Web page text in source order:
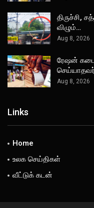
திருச்சி,
விழும்…
Aug 8, 2026
ரேஷன்
Aug 8, 2026
Links
Home
உலக செய்திகள்
வீட்டுக் கடன்